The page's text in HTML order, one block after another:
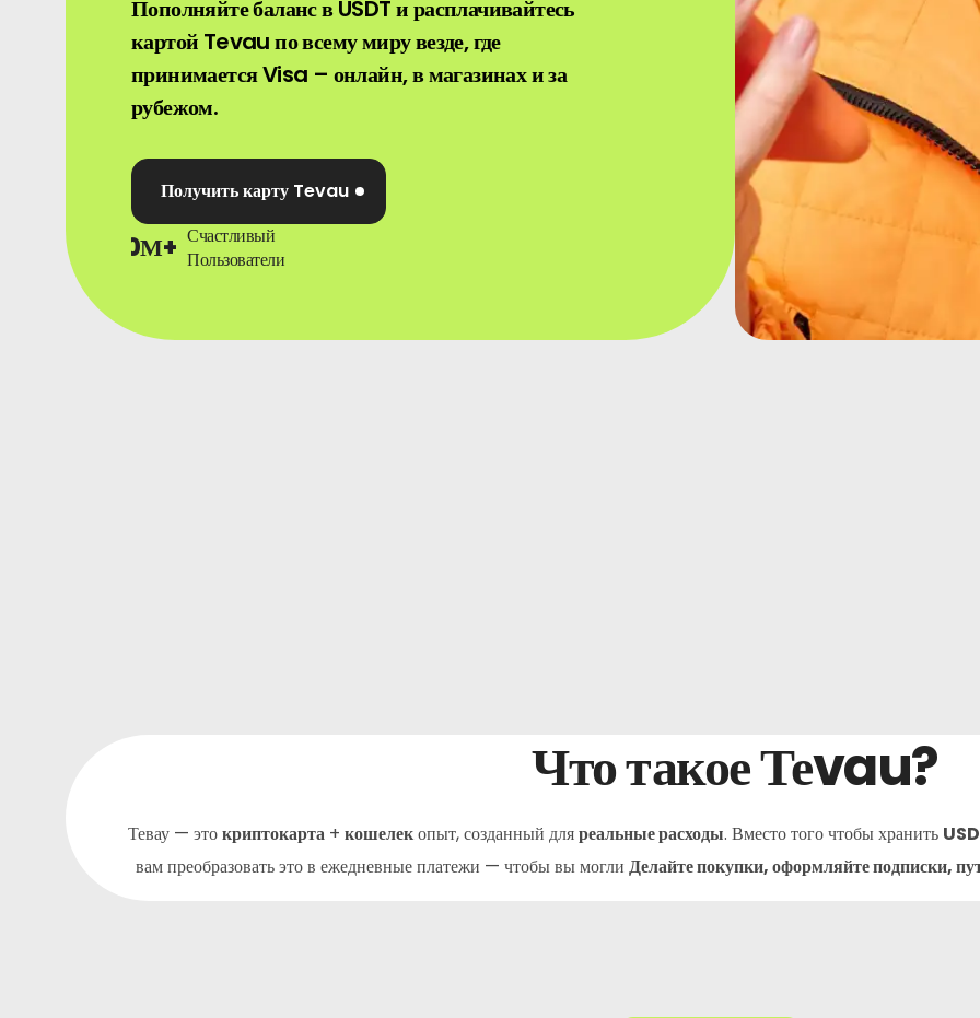
Пополняйте баланс в USDT и расплачивайтесь
картой Tevau по всему миру везде, где
принимается Visa – онлайн, в магазинах и за
рубежом.
Получить карту Tevau
0М+ Счастливый
Пользователи
Что такое Теvau?
Тевау — этокриптокарта+ кошелекопыт, созданный дляреальные расходы. Вместо того чтобы хранить
вам преобразовать это в ежедневные платежи — чтобы вы могли Делайте покупки, оформляйте подписки,